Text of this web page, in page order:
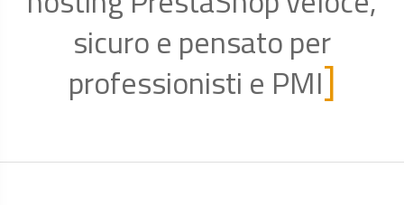
sicuro e pensato per
professionisti e PMI]